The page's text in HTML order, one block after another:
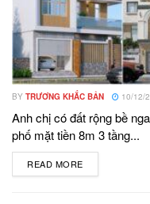
BY TRƯƠNG KHẮC BẢN 10/12/
Anh chị có đất rộng bề
phố mặt tiền 8m 3 tầng...
READ MORE